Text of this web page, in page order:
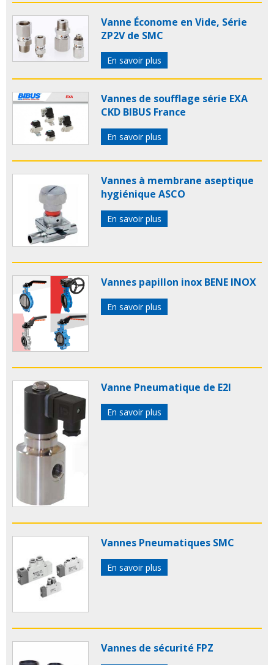
Vanne Économe en Vide, Série
ZP2V de SMC
En savoir plus
Vannes de soufflage série EXA
CKD BIBUS France
En savoir plus
Vannes à membrane aseptique
hygiénique ASCO
En savoir plus
Vannes papillon inox BENE INOX
En savoir plus
Vanne Pneumatique de E2I
En savoir plus
Vannes Pneumatiques SMC
En savoir plus
Vannes de sécurité FPZ